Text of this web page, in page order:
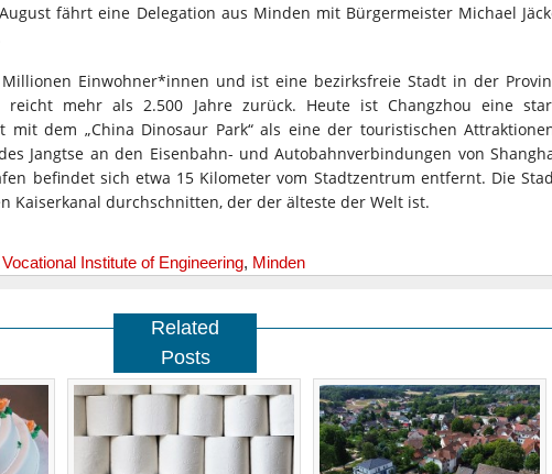
fährt eine Delegation aus Minden mit Bürgermeister Michael
Einwohner*innen und ist eine bezirksfreie Stadt in der
reicht mehr als 2.500 Jahre zurück. Heute ist Changzhou eine
mit dem „China Dinosaur Park“ als eine der touristischen
Jangtse an den Eisenbahn- und Autobahnverbindungen von
befindet sich etwa 15 Kilometer vom Stadtzentrum entfernt. Die
Kaiserkanal durchschnitten, der der älteste der Welt ist.
Institute of Engineering, Minden
Related
Posts